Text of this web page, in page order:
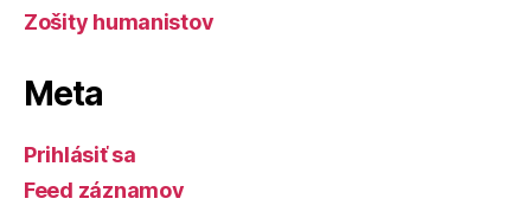
Zošity humanistov
Meta
Prihlásiť sa
Feed záznamov